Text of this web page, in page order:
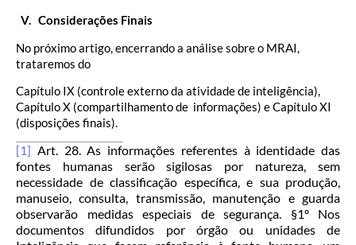
V. Considerações Finais
No próximo artigo, encerrando a análise sobre o MRAI,
trataremos do
Capítulo IX (controle externo da atividade de inteligência),
Capítulo X (compartilhamento de informações) e Capítulo XI
(disposições finais).
[1] Art. 28. As informações referentes à identidade das
fontes humanas serão sigilosas por natureza, sem
necessidade de classificação específica, e sua produção,
manuseio, consulta, transmissão, manutenção e guarda
observarão medidas especiais de segurança. §1º Nos
documentos difundidos por órgão ou unidades de